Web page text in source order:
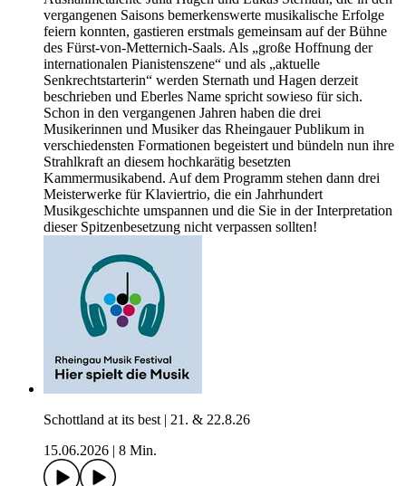
vergangenen Saisons bemerkenswerte musikalische Erfolge
feiern konnten, gastieren erstmals gemeinsam auf der Bühne
des Fürst-von-Metternich-Saals. Als „große Hoffnung der
internationalen Pianistenszene“ und als „aktuelle
Senkrechtstarterin“ werden Sternath und Hagen derzeit
beschrieben und Eberles Name spricht sowieso für sich.
Schon in den vergangenen Jahren haben die drei
Musikerinnen und Musiker das Rheingauer Publikum in
verschiedensten Formationen begeistert und bündeln nun ihre
Strahlkraft an diesem hochkarätig besetzten
Kammermusikabend. Auf dem Programm stehen dann drei
Meisterwerke für Klaviertrio, die ein Jahrhundert
Musikgeschichte umspannen und die Sie in der Interpretation
dieser Spitzenbesetzung nicht verpassen sollten!
Schottland at its best | 21. & 22.8.26
15.06.2026
8 Min.